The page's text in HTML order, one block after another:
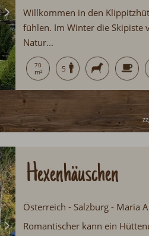
Willkommen in den
fühlen. Im Winter die Skipiste
Natur...
70 5
Hexenhäuschen
Österreich - Salzburg - Maria
Romantischer kann ein